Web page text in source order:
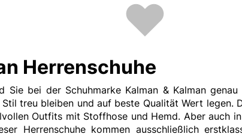
Herrenschuhe
Sie bei der Schuhmarke Kalman & Kalman
treu bleiben und auf beste Qualität Wert legen.
Outfits mit Stoffhose und Hemd. Aber auch
Herrenschuhe kommen ausschließlich